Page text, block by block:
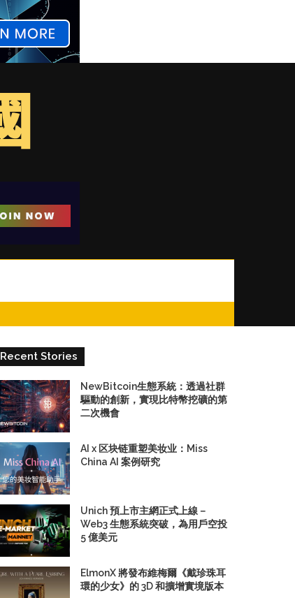
Recent Stories
NewBitcoin生態系統：透過社群
驅動的創新，實現比特幣挖礦的第
二次機會
AI x 区块链重塑美妆业：Miss
China AI 案例研究
Unich 預上市主網正式上線－
Web3 生態系統突破，為用戶空投
5 億美元
ElmonX 將發布維梅爾《戴珍珠耳
環的少女》的 3D 和擴增實境版本